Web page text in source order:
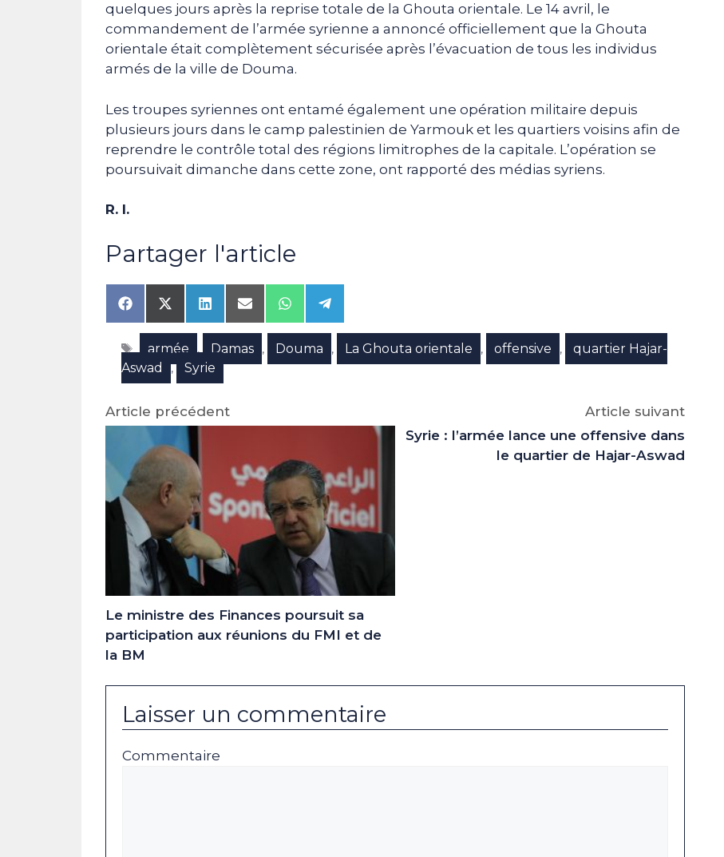
quelques jours après la reprise totale de la Ghouta orientale. Le 14 avril, le
commandement de l’armée syrienne a annoncé officiellement que la Ghouta
orientale était complètement sécurisée après l’évacuation de tous les individus
armés de la ville de Douma.
Les troupes syriennes ont entamé également une opération militaire depuis
plusieurs jours dans le camp palestinien de Yarmouk et les quartiers voisins afin de
reprendre le contrôle total des régions limitrophes de la capitale. L’opération se
poursuivait dimanche dans cette zone, ont rapporté des médias syriens.
R. I.
Partager l'article
Share
on
Facebook
Share
on
X
(Twitter)
Share
on
LinkedIn
Share
on
Email
Share
on
WhatsApp
Share
on
Telegram
Étiquettes
armée , Damas , Douma , La Ghouta orientale , offensive ,
quartier Hajar-
Aswad
, Syrie
Article précédent
Le ministre des Finances poursuit sa
participation aux réunions du FMI et de
la BM
Article suivant
Syrie : l’armée lance une offensive dans
le quartier de Hajar-Aswad
Laisser un commentaire
Commentaire